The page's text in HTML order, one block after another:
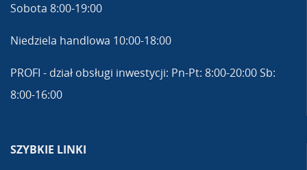
Sobota 8:00-19:00
Niedziela handlowa 10:00-18:00
PROFI - dział obsługi inwestycji: Pn-Pt: 8:00-20:00 Sb:
8:00-16:00
SZYBKIE LINKI